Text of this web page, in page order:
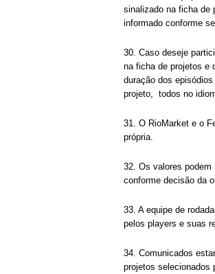
sinalizado na ficha de
informado conforme
30. Caso deseje
na ficha de projetos e
duração dos
projeto, todos no
31. O RioMarket e o
própria.
32. Os valores
conforme decisão da
33. A equipe de
pelos players e suas
34. Comunicados
projetos selecionados